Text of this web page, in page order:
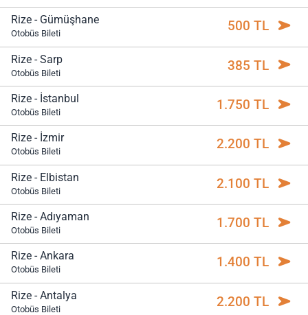
Rize - Gümüşhane
Otobüs Bileti 500 TL
Rize - Sarp
Otobüs Bileti 385 TL
Rize - İstanbul
Otobüs Bileti 1.750 TL
Rize - İzmir
Otobüs Bileti 2.200 TL
Rize - Elbistan
Otobüs Bileti 2.100 TL
Rize - Adıyaman
Otobüs Bileti 1.700 TL
Rize - Ankara
Otobüs Bileti 1.400 TL
Rize - Antalya
Otobüs Bileti 2.200 TL